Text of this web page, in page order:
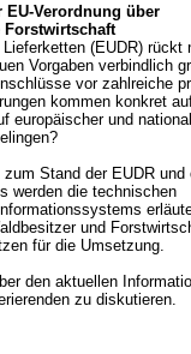
EU-Verordnung über
(EUDR) rückt
Vorgaben verbindlich
vor zahlreiche
kommen konkret
europäischer und
Stand der EUDR und
werden die technischen
und
für die Umsetzung.
den aktuellen
zu diskutieren.